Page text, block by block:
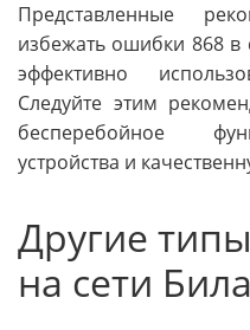
Представленные
избежать ошибки 868 в
эффективно
Следуйте этим
бесперебойное
устройства и
Другие
на сети